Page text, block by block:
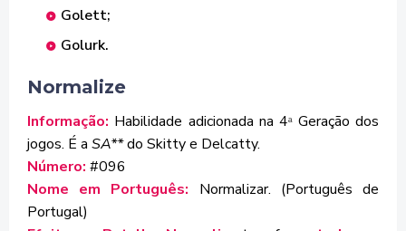
Golett;
Golurk.
Normalize
Informação: Habilidade adicionada na 4ªGeração dos
jogos. É a SA**do Skitty e Delcatty.
Número: #096
Nome em Português: Normalizar. (Português de
Portugal)